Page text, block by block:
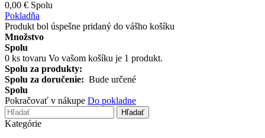
0,00 € Spolu
Pokladňa
Produkt bol úspešne pridaný do vášho košíku
Množstvo
Spolu
0 ks tovaru Vo vašom košíku je 1 produkt.
Spolu za produkty:
Spolu za doručenie: Bude určené
Spolu
Pokračovať v nákupe Do pokladne
Hľadať
Kategórie